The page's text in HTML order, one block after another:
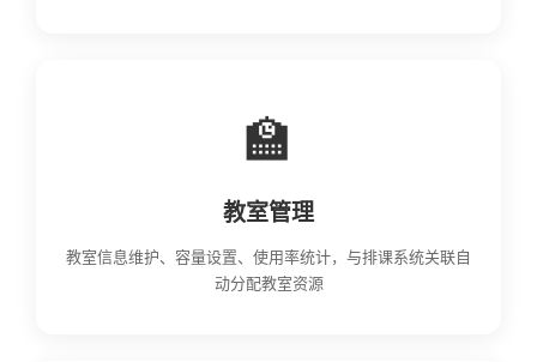
🏫
教室管理
教室信息维护、容量设置、使用率统计，与排课系统关联自
动分配教室资源